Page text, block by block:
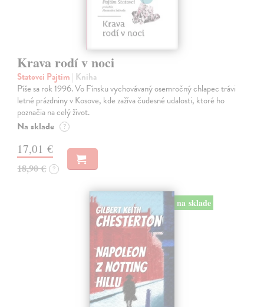
Krava rodí v noci
Statovci Pajtim | Kniha
Píše sa rok 1996. Vo Fínsku vychovávaný osemročný chlapec trávi
letné prázdniny v Kosove, kde zažíva čudesné udalosti, ktoré ho
poznačia na celý život.
Na sklade ?
17,01 €
18,90 € ?
na sklade